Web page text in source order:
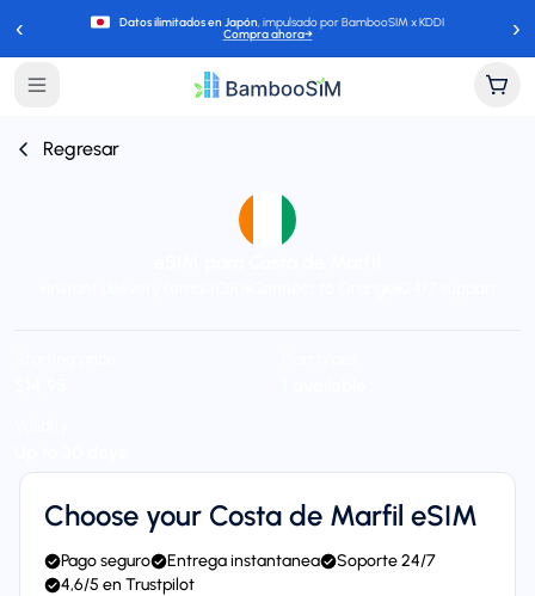
‹ Datos ilimitados en Japón, impulsado por BambooSIM x KDDI
Compra ahora→ ›
Regresar
Choose your Costa de Marfil eSIM
Pago seguro Entrega instantanea
Soporte 24/7
4,6/5 en Trustpilot